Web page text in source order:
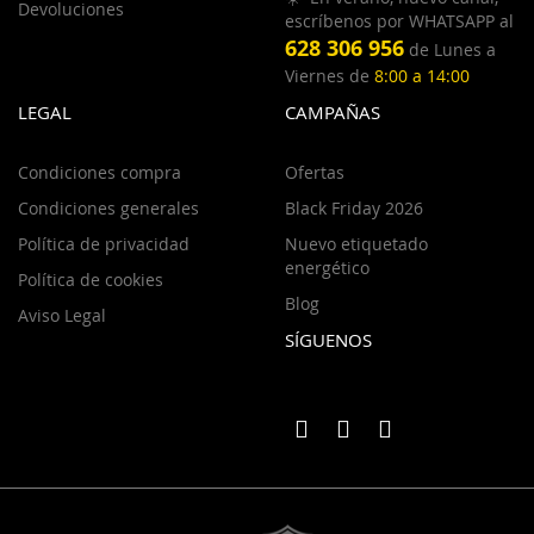
Devoluciones
escríbenos por WHATSAPP al
628 306 956 de Lunes a
Viernes de 8:00 a 14:00
LEGAL
Condiciones compra
Condiciones generales
Política de privacidad
Política de cookies
Aviso Legal
CAMPAÑAS
Ofertas
Black Friday 2026
Nuevo etiquetado
energético
Blog
SÍGUENOS